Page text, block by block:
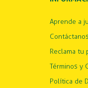
Aprende a
Contáctanos
Reclama tu
Términos y
Política de